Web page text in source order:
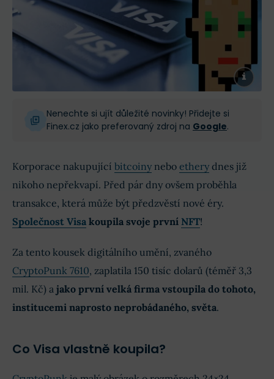
Nenechte si ujít důležité novinky! Přidejte si
Finex.cz jako preferovaný zdroj na Google.
Korporace nakupující bitcoiny nebo ethery dnes již
nikoho nepřekvapí. Před pár dny ovšem proběhla
transakce, která může být předzvěstí nové éry.
Společnost Visa koupila svoje první NFT!
Za tento kousek digitálního umění, zvaného
CryptoPunk 7610, zaplatila 150 tisíc dolarů (téměř 3,3
mil. Kč) a jako první velká firma vstoupila do tohoto,
institucemi naprosto neprobádaného, světa.
Co Visa vlastně koupila?